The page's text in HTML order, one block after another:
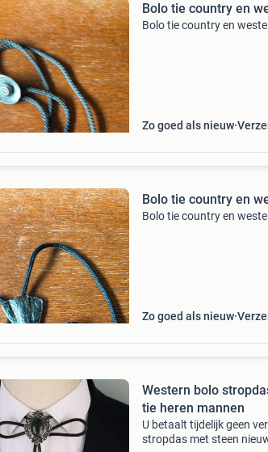
Bolo tie country en
Bolo tie country en
Zo goed als nieuw
Bolo tie country en
Bolo tie country en
Zo goed als nieuw
Western bolo
tie heren mannen
U betaalt tijdelijk geen
stropdas met steen